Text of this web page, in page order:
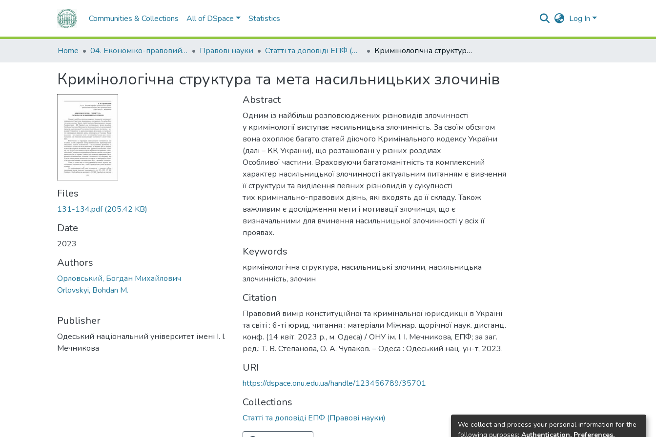
Communities & Collections All of DSpace Statistics Log In
Home 04. Економіко-правовий факультет Правові науки Статті та доповіді ЕПФ (Правові науки) Кримінологічна структура та мета насильницьких злочинів
Кримінологічна структура та мета насильницьких злочинів
Files
131-134.pdf(205.42 KB)
Date
2023
Authors
Орловський, Богдан Михайлович
Orlovskyi, Bohdan M.
Publisher
Одеський національний університет імені І. І.
Мечникова
Abstract
Одним із найбільш розповсюджених різновидів злочинності
у кримінології виступає насильницька злочинність. За своїм обсягом
вона охоплює багато статей діючого Кримінального кодексу України
(далі – КК України), що розташовані у різних розділах
Особливої частини. Враховуючи багатоманітність та комплексний
характер насильницької злочинності актуальним питанням є вивчення
її структури та виділення певних різновидів у сукупності
тих кримінально-правових діянь, які входять до її складу. Також
важливим є дослідження мети і мотивації злочинця, що є
визначальними для вчинення насильницької злочинності у всіх її
проявах.
Keywords
кримінологічна структура, насильницькі злочини, насильницька
злочинність, злочин
Citation
Правовий вимір конституційної та кримінальної юрисдикції в Україні
та світі : 6-ті юрид. читання : матеріали Міжнар. щорічної наук. дистанц.
конф. (14 квіт. 2023 р., м. Одеса) / ОНУ ім. І. І. Мечникова, ЕПФ; за заг.
ред.: Т. В. Степанова, О. А. Чуваков. – Одеса : Одеський нац. ун-т, 2023.
URI
https://dspace.onu.edu.ua/handle/123456789/35701
Collections
Статті та доповіді ЕПФ (Правові науки)
We collect and process your personal information for the
following purposes: Authentication, Preferences,